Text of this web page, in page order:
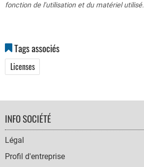
fonction de l'utilisation et du matériel utilisé.
Tags associés
Licenses
FOOTER
NAVIGATION
INFO SOCIÉTÉ
Légal
Profil d'entreprise